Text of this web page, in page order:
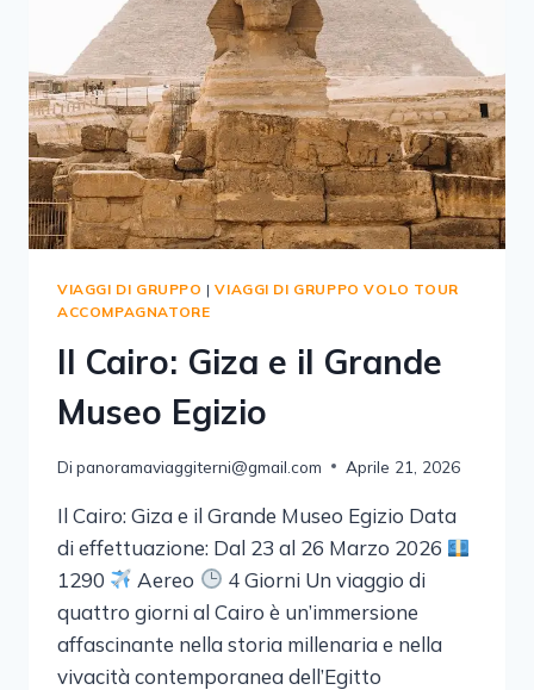
VIAGGI DI GRUPPO |VIAGGI DI GRUPPO VOLO TOUR
ACCOMPAGNATORE
Il Cairo: Giza e il Grande
Museo Egizio
Di panoramaviaggiterni@gmail.com Aprile 21, 2026
Il Cairo: Giza e il Grande Museo Egizio Data
di effettuazione: Dal 23 al 26 Marzo 2026
1290
Aereo
4 Giorni Un viaggio di
quattro giorni al Cairo è un’immersione
affascinante nella storia millenaria e nella
vivacità contemporanea dell’Egitto